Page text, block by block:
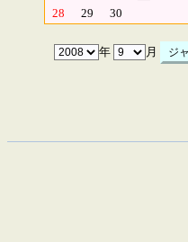
28
29 30
年 月